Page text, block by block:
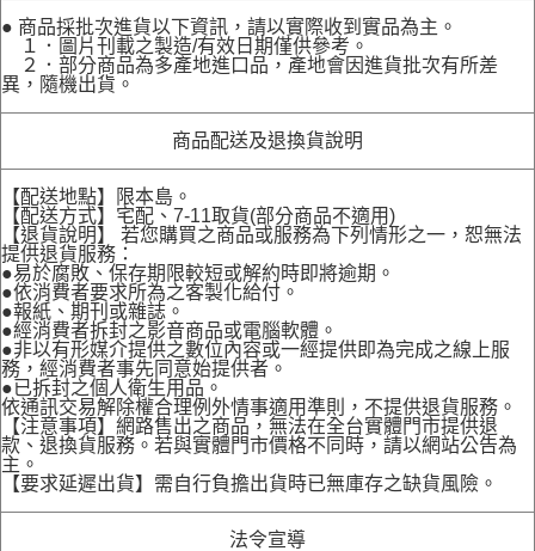
● 商品採批次進貨以下資訊，請以實際收到實品為主。
１．圖片刊載之製造/有效日期僅供參考。
２．部分商品為多產地進口品，產地會因進貨批次有所差
異，隨機出貨。
商品配送及退換貨說明
【配送地點】限本島。
【配送方式】宅配、7-11取貨(部分商品不適用)
【退貨說明】 若您購買之商品或服務為下列情形之一，恕無法
提供退貨服務：
●易於腐敗、保存期限較短或解約時即將逾期。
●依消費者要求所為之客製化給付。
●報紙、期刊或雜誌。
●經消費者拆封之影音商品或電腦軟體。
●非以有形媒介提供之數位內容或一經提供即為完成之線上服
務，經消費者事先同意始提供者。
●已拆封之個人衛生用品。
依通訊交易解除權合理例外情事適用準則，不提供退貨服務。
【注意事項】網路售出之商品，無法在全台實體門市提供退
款、退換貨服務。若與實體門市價格不同時，請以網站公告為
主。
【要求延遲出貨】需自行負擔出貨時已無庫存之缺貨風險。
法令宣導